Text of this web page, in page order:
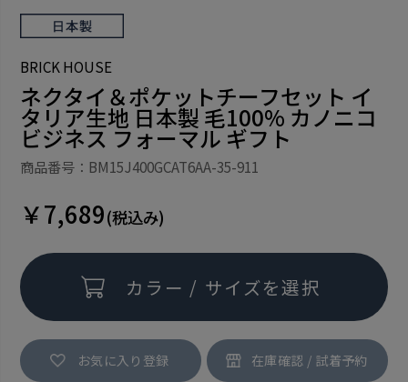
BRICK HOUSE
ネクタイ＆ポケットチーフセット イ
タリア生地 日本製 毛100% カノニコ
ビジネス フォーマル ギフト
商品番号：BM15J400GCAT6AA-35-911
￥7,689(税込み)
カラー / サイズを選択
お気に入り登録